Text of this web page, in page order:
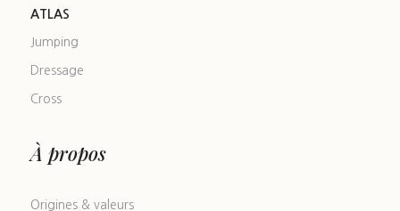
ATLAS
Jumping
Dressage
Cross
À propos
Origines & valeurs